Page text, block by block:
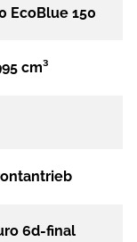
EcoBlue 150
cm³
6d-final